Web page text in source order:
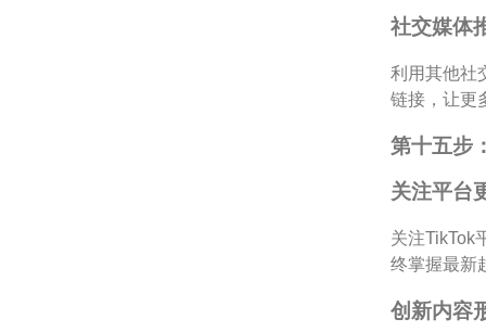
社交媒体
利用其他社
链接，让更
第十五步
关注平台
关注TikTok
终掌握最新
创新内容